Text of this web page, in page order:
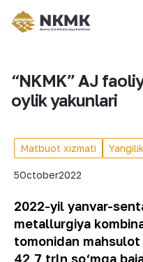
“NKMK” AJ
oylik yakunlari
Matbuot xizmati
5October2022
2022-yil yanvar-
metallurgiya
tomonidan
42,7 trln so‘mga